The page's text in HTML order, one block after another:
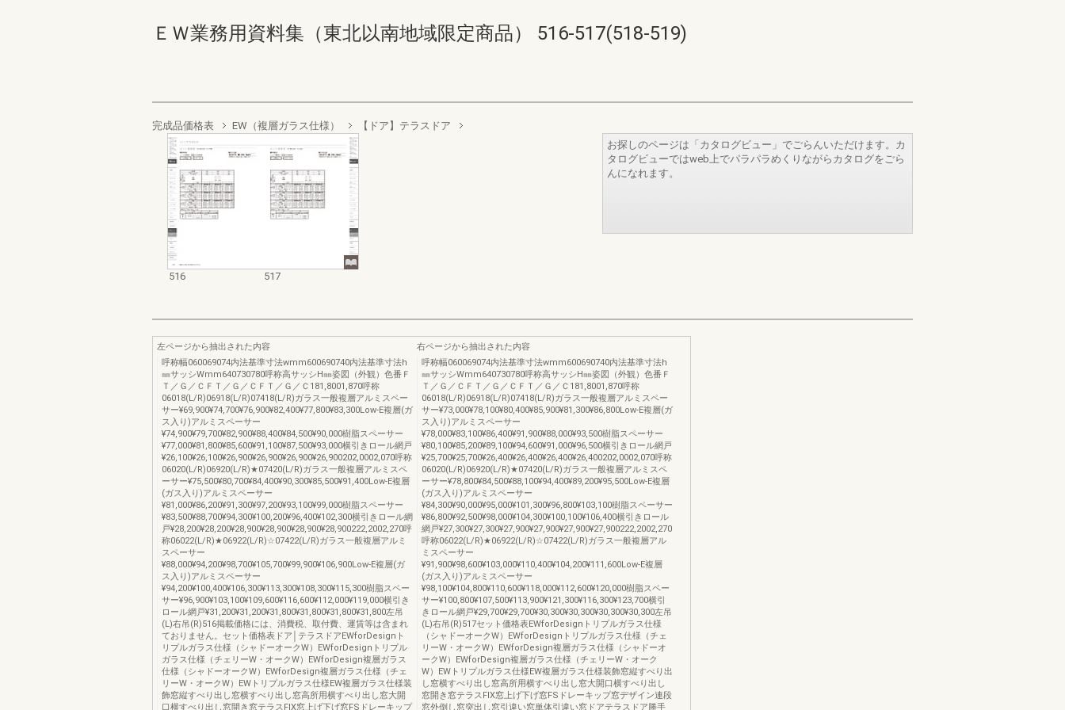
ＥＷ業務用資料集（東北以南地域限定商品） 516-517(518-519)
完成品価格表 EW（複層ガラス仕様） 【ドア】テラスドア
516 517
お探しのページは「カタログビュー」でごらんいただけます。カ
タログビューではweb上でパラパラめくりながらカタログをごら
んになれます。
左ページから抽出された内容
呼称幅060069074内法基準寸法wmm600690740内法基準寸法h
㎜サッシWmm640730780呼称高サッシH㎜姿図（外観）色番Ｆ
Ｔ／Ｇ／ＣＦＴ／Ｇ／ＣＦＴ／Ｇ／Ｃ181,8001,870呼称
06018(L/R)06918(L/R)07418(L/R)ガラス一般複層アルミスペー
サー¥69,900¥74,700¥76,900¥82,400¥77,800¥83,300Low-E複層(ガ
ス入り)アルミスペーサー
¥74,900¥79,700¥82,900¥88,400¥84,500¥90,000樹脂スペーサー
¥77,000¥81,800¥85,600¥91,100¥87,500¥93,000横引きロール網戸
¥26,100¥26,100¥26,900¥26,900¥26,900¥26,900202,0002,070呼称
06020(L/R)06920(L/R)★07420(L/R)ガラス一般複層アルミスペ
ーサー¥75,500¥80,700¥84,400¥90,300¥85,500¥91,400Low-E複層
(ガス入り)アルミスペーサー
¥81,000¥86,200¥91,300¥97,200¥93,100¥99,000樹脂スペーサー
¥83,500¥88,700¥94,300¥100,200¥96,400¥102,300横引きロール網
戸¥28,200¥28,200¥28,900¥28,900¥28,900¥28,900222,2002,270呼
称06022(L/R)★06922(L/R)☆07422(L/R)ガラス一般複層アルミ
スペーサー
¥88,000¥94,200¥98,700¥105,700¥99,900¥106,900Low-E複層(ガ
ス入り)アルミスペーサー
¥94,200¥100,400¥106,300¥113,300¥108,300¥115,300樹脂スペー
サー¥96,900¥103,100¥109,600¥116,600¥112,000¥119,000横引き
ロール網戸¥31,200¥31,200¥31,800¥31,800¥31,800¥31,800左吊
(L)右吊(R)516掲載価格には、消費税、取付費、運賃等は含まれ
ておりません。セット価格表ドア│テラスドアEWforDesignト
リプルガラス仕様（シャドーオークW）EWforDesignトリプル
ガラス仕様（チェリーW・オークW）EWforDesign複層ガラス
仕様（シャドーオークW）EWforDesign複層ガラス仕様（チェ
リーW・オークW）EWトリプルガラス仕様EW複層ガラス仕様装
飾窓縦すべり出し窓横すべり出し窓高所用横すべり出し窓大開
口横すべり出し窓開き窓テラスFIX窓上げ下げ窓FSドレーキップ
右ページから抽出された内容
呼称幅060069074内法基準寸法wmm600690740内法基準寸法h
㎜サッシWmm640730780呼称高サッシH㎜姿図（外観）色番Ｆ
Ｔ／Ｇ／ＣＦＴ／Ｇ／ＣＦＴ／Ｇ／Ｃ181,8001,870呼称
06018(L/R)06918(L/R)07418(L/R)ガラス一般複層アルミスペー
サー¥73,000¥78,100¥80,400¥85,900¥81,300¥86,800Low-E複層(ガ
ス入り)アルミスペーサー
¥78,000¥83,100¥86,400¥91,900¥88,000¥93,500樹脂スペーサー
¥80,100¥85,200¥89,100¥94,600¥91,000¥96,500横引きロール網戸
¥25,700¥25,700¥26,400¥26,400¥26,400¥26,400202,0002,070呼称
06020(L/R)06920(L/R)★07420(L/R)ガラス一般複層アルミスペ
ーサー¥78,800¥84,500¥88,100¥94,400¥89,200¥95,500Low-E複層
(ガス入り)アルミスペーサー
¥84,300¥90,000¥95,000¥101,300¥96,800¥103,100樹脂スペーサー
¥86,800¥92,500¥98,000¥104,300¥100,100¥106,400横引きロール
網戸¥27,300¥27,300¥27,900¥27,900¥27,900¥27,900222,2002,270
呼称06022(L/R)★06922(L/R)☆07422(L/R)ガラス一般複層アル
ミスペーサー
¥91,900¥98,600¥103,000¥110,400¥104,200¥111,600Low-E複層
(ガス入り)アルミスペーサー
¥98,100¥104,800¥110,600¥118,000¥112,600¥120,000樹脂スペー
サー¥100,800¥107,500¥113,900¥121,300¥116,300¥123,700横引
きロール網戸¥29,700¥29,700¥30,300¥30,300¥30,300¥30,300左吊
(L)右吊(R)517セット価格表EWforDesignトリプルガラス仕様
（シャドーオークW）EWforDesignトリプルガラス仕様（チェ
リーW・オークW）EWforDesign複層ガラス仕様（シャドーオ
ークW）EWforDesign複層ガラス仕様（チェリーW・オーク
W）EWトリプルガラス仕様EW複層ガラス仕様装飾窓縦すべり出
し窓横すべり出し窓高所用横すべり出し窓大開口横すべり出し
窓開き窓テラスFIX窓上げ下げ窓FSドレーキップ窓デザイン連段
窓外倒し窓突出し窓引違い窓単体引違い窓ドアテラスドア勝手